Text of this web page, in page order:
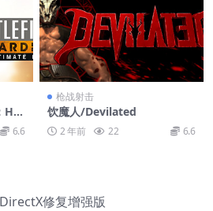
Har
6.6
枪战射击
饮魔人/Devilated
2 年前 22 6.6
修复增强版